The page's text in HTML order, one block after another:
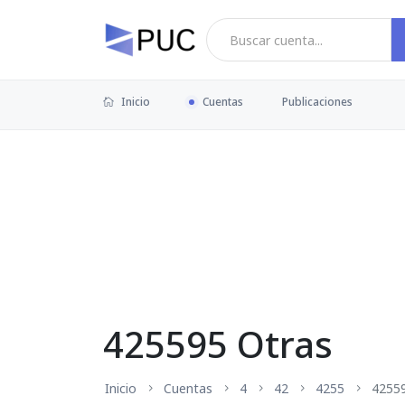
Inicio Cuentas Publicaciones
425595 Otras
Inicio Cuentas 4 42 4255